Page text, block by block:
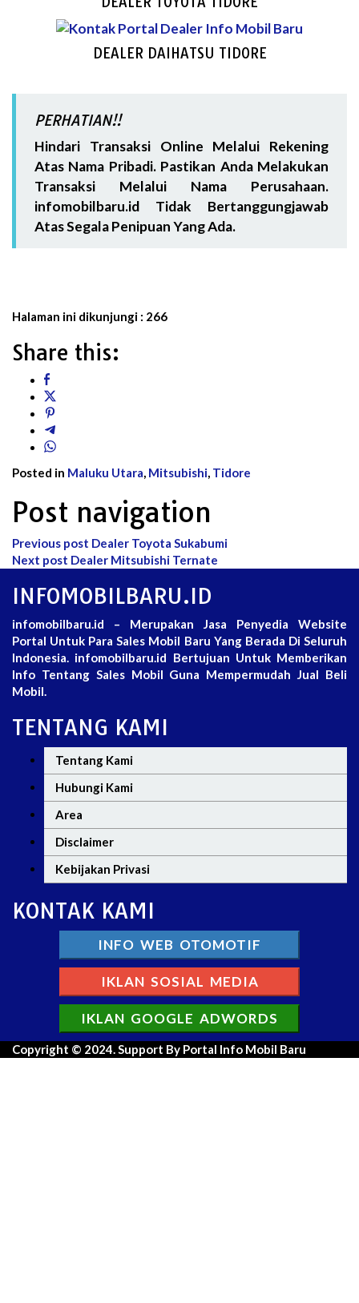
DEALER DAIHATSU TIDORE
PERHATIAN!!
Hindari Transaksi Online Melalui Rekening
Atas Nama Pribadi. Pastikan Anda Melakukan
Transaksi Melalui Nama Perusahaan.
infomobilbaru.id Tidak Bertanggungjawab
Atas Segala Penipuan Yang Ada.
Halaman ini dikunjungi : 266
Share this:
Posted in Maluku Utara, Mitsubishi, Tidore
Post navigation
Previous post Dealer Toyota Sukabumi
Next post Dealer Mitsubishi Ternate
INFOMOBILBARU.ID
infomobilbaru.id – Merupakan Jasa Penyedia Website
Portal Untuk Para Sales Mobil Baru Yang Berada Di Seluruh
Indonesia. infomobilbaru.id Bertujuan Untuk Memberikan
Info Tentang Sales Mobil Guna Mempermudah Jual Beli
Mobil.
TENTANG KAMI
Tentang Kami
Hubungi Kami
Area
Disclaimer
Kebijakan Privasi
KONTAK KAMI
INFO WEB OTOMOTIF
IKLAN SOSIAL MEDIA
IKLAN GOOGLE ADWORDS
Copyright © 2024. Support By Portal Info Mobil Baru